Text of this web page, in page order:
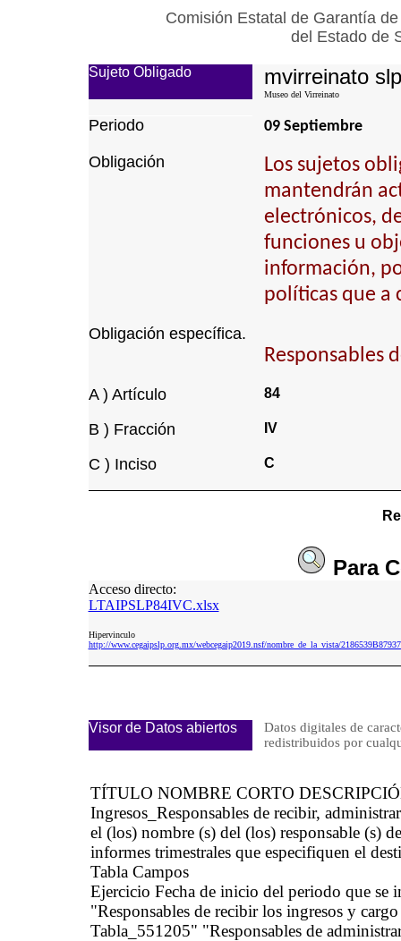
Comisión Estatal de Garantía
del Estado de
Sujeto Obligado mvirreinato slp
Museo del Virreinato
Periodo 09 Septiembre
Obligación
Los sujetos
mantendrán
electrónicos,
funciones u
información,
políticas que a
Obligación específica.
Responsables
A ) Artículo 84
B ) Fracción IV
C ) Inciso C
Para
Acceso directo:
LTAIPSLP84IVC.xlsx
Hipervinculo
http://www.cegaipslp.org.mx/webcegaip2019.nsf/nombre_de_la_vista/
Visor de Datos abiertos
Datos digitales de
redistribuidos por
TÍTULO NOMBRE CORTO
Ingresos_Responsables de recibir,
el (los) nombre (s) del (los) responsable (s)
informes trimestrales que especifiquen el
Tabla Campos
Ejercicio Fecha de inicio del periodo que se
"Responsables de recibir los ingresos y cargo
Tabla_551205" "Responsables de